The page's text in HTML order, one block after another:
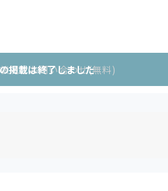
況をお問い合わせ(無料)
掲載は終了しました